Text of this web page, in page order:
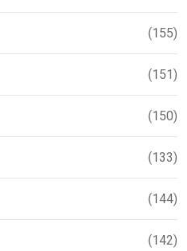
(155)
(151)
(150)
(133)
(144)
(142)